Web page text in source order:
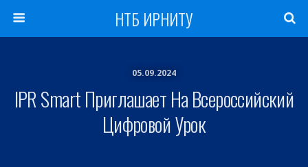
НТБ ИРНИТУ
05.09.2024
IPR Smart Приглашает На Всероссийский
Цифровой Урок